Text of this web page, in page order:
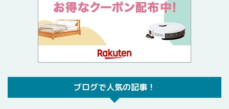
ブログで人気の記事！